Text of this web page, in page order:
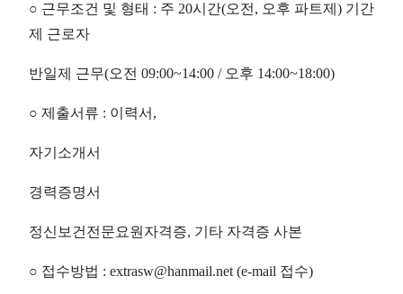
○ 근무조건 및 형태 : 주 20시간(오전 , 오후 파트제 ) 기간
제 근로자
반일제 근무(오전 09:00~14:00 / 오후 14:00~18:00)
○ 제출서류 : 이력서 ,
자기소개서
경력증명서
정신보건전문요원자격증, 기타 자격증 사본
○ 접수방법 : extrasw@hanmail.net (e-mail 접수)